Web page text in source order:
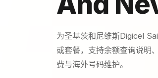
为圣基茨和尼维斯Digicel
或套餐，支持余额查询说明
费与海外号码维护。